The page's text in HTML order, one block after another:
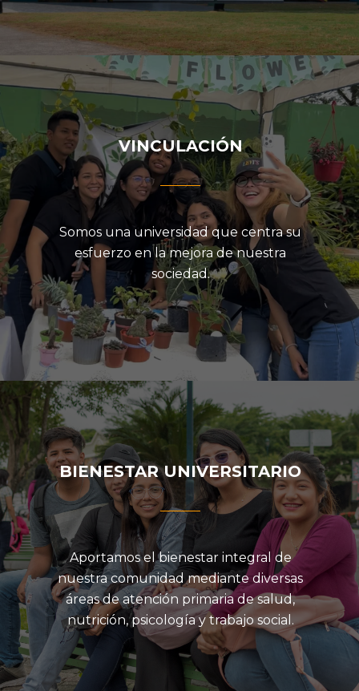
VINCULACIÓN
Somos una universidad que centra su
esfuerzo en la mejora de nuestra
sociedad.
BIENESTAR UNIVERSITARIO
Aportamos el bienestar integral de
nuestra comunidad mediante diversas
áreas de atención primaria de salud,
nutrición, psicología y trabajo social.